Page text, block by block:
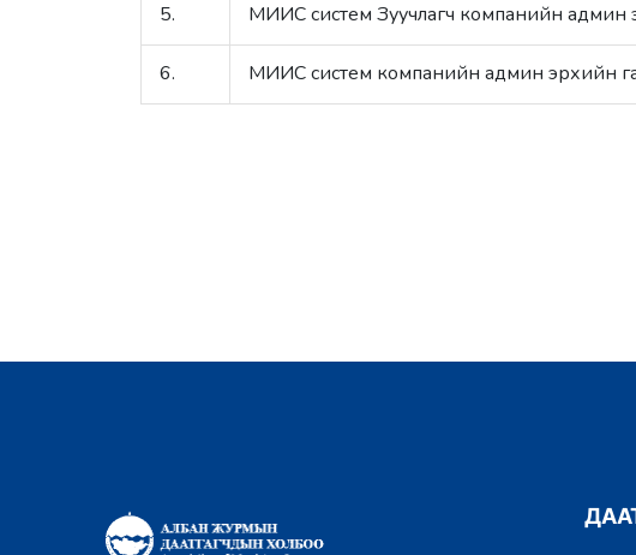
5. МИИС систем Зуучлагч компанийн админ
6. МИИС систем компанийн админ эрхийн